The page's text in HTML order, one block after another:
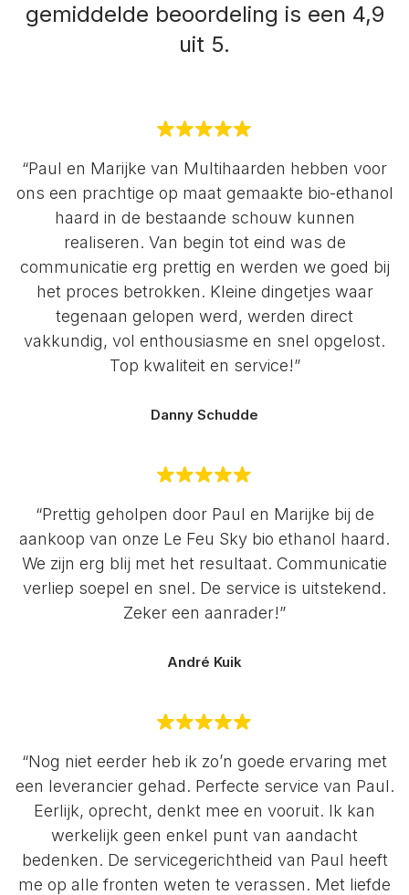
gemiddelde beoordeling is een 4,9
uit 5.
“Paul en Marijke van Multihaarden hebben voor
ons een prachtige op maat gemaakte bio-ethanol
haard in de bestaande schouw kunnen
realiseren. Van begin tot eind was de
communicatie erg prettig en werden we goed bij
het proces betrokken. Kleine dingetjes waar
tegenaan gelopen werd, werden direct
vakkundig, vol enthousiasme en snel opgelost.
Top kwaliteit en service!”
Danny Schudde
“Prettig geholpen door Paul en Marijke bij de
aankoop van onze Le Feu Sky bio ethanol haard.
We zijn erg blij met het resultaat. Communicatie
verliep soepel en snel. De service is uitstekend.
Zeker een aanrader!”
André Kuik
“Nog niet eerder heb ik zo’n goede ervaring met
een leverancier gehad. Perfecte service van Paul.
Eerlijk, oprecht, denkt mee en vooruit. Ik kan
werkelijk geen enkel punt van aandacht
bedenken. De servicegerichtheid van Paul heeft
me op alle fronten weten te verassen. Met liefde